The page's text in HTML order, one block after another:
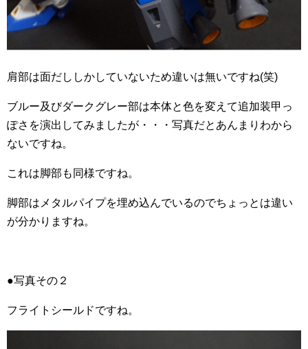
肩部は面だししかしていないため違いは無いですね(笑)
ブルー及びダークグレー部は本体と色を変えて追加装甲っ
ぽさを演出してみましたが・・・写真だとあんまりわから
ないですね。
これは脚部も同様ですね。
脚部はメタルパイプを埋め込んでいるのでちょっとは違い
が分かりますね。
●写真その２
フライトシールドですね。